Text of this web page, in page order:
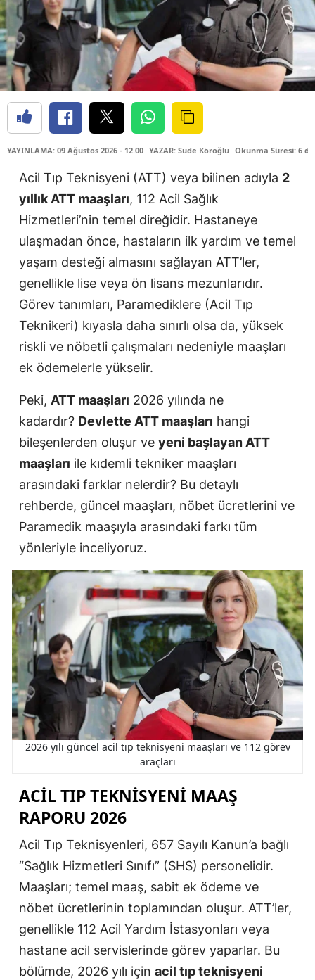
YAYINLAMA: 09 Ağustos 2026 - 12.00 YAZAR: Sude Köroğlu Okunma Süresi: 6 dk
Acil Tıp Teknisyeni (ATT) veya bilinen adıyla 2
yıllık ATT maaşları, 112 Acil Sağlık
Hizmetleri’nin temel direğidir. Hastaneye
ulaşmadan önce, hastaların ilk yardım ve temel
yaşam desteği almasını sağlayan ATT’ler,
genellikle lise veya ön lisans mezunlarıdır.
Görev tanımları, Paramediklere (Acil Tıp
Teknikeri) kıyasla daha sınırlı olsa da, yüksek
riskli ve nöbetli çalışmaları nedeniyle maaşları
ek ödemelerle yükselir.
Peki, ATT maaşları 2026 yılında ne
kadardır? Devlette ATT maaşları hangi
bileşenlerden oluşur ve yeni başlayan ATT
maaşları ile kıdemli tekniker maaşları
arasındaki farklar nelerdir? Bu detaylı
rehberde, güncel maaşları, nöbet ücretlerini ve
Paramedik maaşıyla arasındaki farkı tüm
yönleriyle inceliyoruz.
2026 yılı güncel acil tıp teknisyeni maaşları ve 112 görev
araçları
ACIL TIP TEKNISYENI MAAŞ
RAPORU 2026
Acil Tıp Teknisyenleri, 657 Sayılı Kanun’a bağlı
“Sağlık Hizmetleri Sınıfı” (SHS) personelidir.
Maaşları; temel maaş, sabit ek ödeme ve
nöbet ücretlerinin toplamından oluşur. ATT’ler,
genellikle 112 Acil Yardım İstasyonları veya
hastane acil servislerinde görev yaparlar. Bu
bölümde, 2026 yılı için acil tıp teknisyeni